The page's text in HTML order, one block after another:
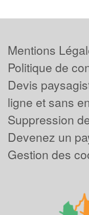
Mentions
Politique de
Devis
ligne et sans
Suppression
Devenez un
Gestion des